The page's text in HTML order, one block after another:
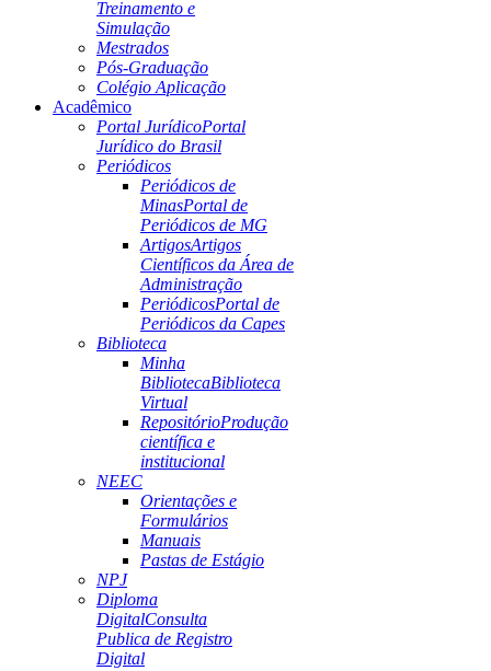
Treinamento e
Simulação
Mestrados
Pós-Graduação
Colégio Aplicação
Acadêmico
Portal JurídicoPortal
Jurídico do Brasil
Periódicos
Periódicos de
MinasPortal de
Periódicos de MG
ArtigosArtigos
Científicos da Área de
Administração
PeriódicosPortal de
Periódicos da Capes
Biblioteca
Minha
BibliotecaBiblioteca
Virtual
RepositórioProdução
científica e
institucional
NEEC
Orientações e
Formulários
Manuais
Pastas de Estágio
NPJ
Diploma
DigitalConsulta
Publica de Registro
Digital